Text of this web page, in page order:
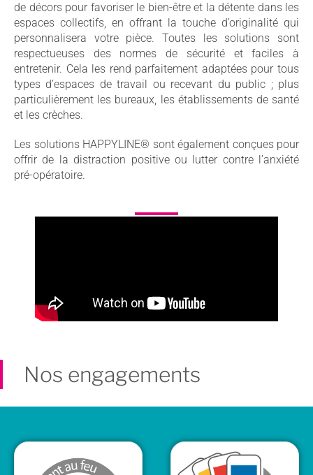
de décors pour favoriser le bien-être et la détente dans les
espaces collectifs, en offrant la touche d’originalité qui
personnalisera votre pièce. Toutes les solutions sont
respectueuses des normes de sécurité et faciles à
entretenir. Cela les rend parfaitement adaptées pour tous
types d’espaces de travail ou recevant du public ; plus
particulièrement les bureaux, les établissements de santé
et les crèches.
Les solutions HAPPYLINE® sont également conçues pour
offrir de la distraction positive ou lutter contre l’anxiété
pré-opératoire.
Nos engagements